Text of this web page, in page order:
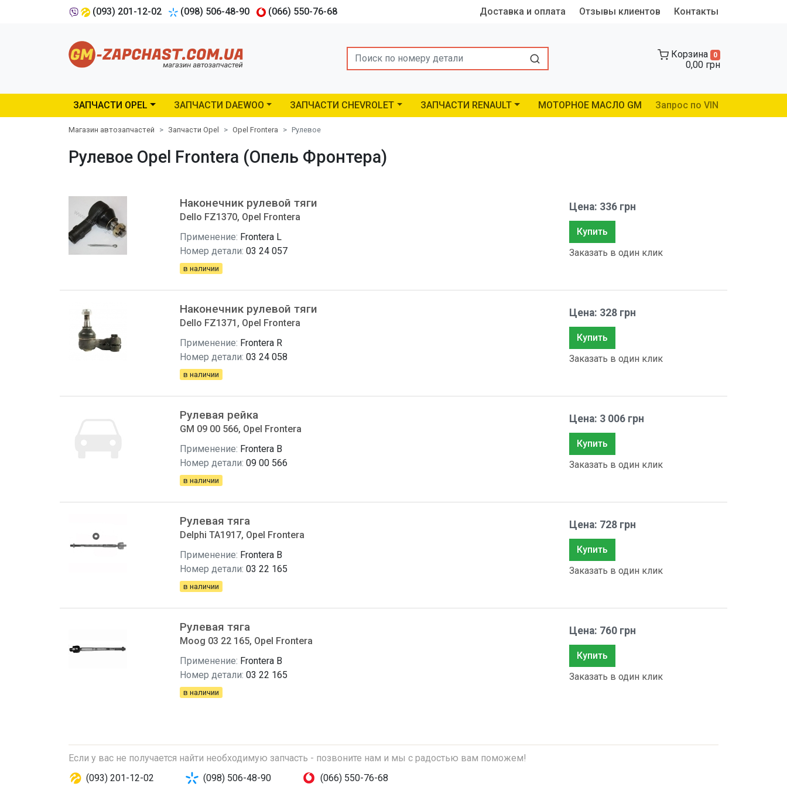
(093) 201-12-02 (098) 506-48-90 (066) 550-76-68 Доставка и оплата Отзывы клиентов Контакты
Search Корзина 0
0,00 грн
ЗАПЧАСТИ OPEL ЗАПЧАСТИ DAEWOO ЗАПЧАСТИ CHEVROLET ЗАПЧАСТИ RENAULT МОТОРНОЕ МАСЛО GM Запрос по VIN
Магазин автозапчастей Запчасти Opel Opel Frontera Рулевое
Рулевое Opel Frontera (Опель Фронтера)
Наконечник рулевой тяги
Dello FZ1370, Opel Frontera
Применение: Frontera L
Номер детали: 03 24 057
в наличии
Цена: 336 грн
Купить
Заказать в один клик
Наконечник рулевой тяги
Dello FZ1371, Opel Frontera
Применение: Frontera R
Номер детали: 03 24 058
в наличии
Цена: 328 грн
Купить
Заказать в один клик
Рулевая рейка
GM 09 00 566, Opel Frontera
Применение: Frontera B
Номер детали: 09 00 566
в наличии
Цена: 3 006 грн
Купить
Заказать в один клик
Рулевая тяга
Delphi TA1917, Opel Frontera
Применение: Frontera B
Номер детали: 03 22 165
в наличии
Цена: 728 грн
Купить
Заказать в один клик
Рулевая тяга
Moog 03 22 165, Opel Frontera
Применение: Frontera B
Номер детали: 03 22 165
в наличии
Цена: 760 грн
Купить
Заказать в один клик
Если у вас не получается найти необходимую запчасть - позвоните нам и мы с радостью вам поможем!
(093) 201-12-02
(098) 506-48-90 (066) 550-76-68